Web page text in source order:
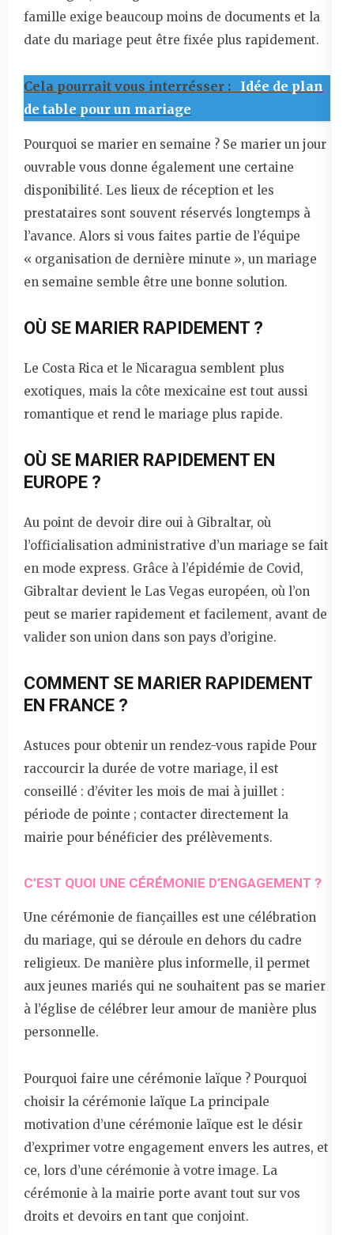
famille exige beaucoup moins de documents et la
date du mariage peut être fixée plus rapidement.
Cela pourrait vous interrésser :
Idée de plan
de table pour un mariage
Pourquoi se marier en semaine ? Se marier un jour
ouvrable vous donne également une certaine
disponibilité. Les lieux de réception et les
prestataires sont souvent réservés longtemps à
l’avance. Alors si vous faites partie de l’équipe
« organisation de dernière minute », un mariage
en semaine semble être une bonne solution.
OÙ SE MARIER RAPIDEMENT ?
Le Costa Rica et le Nicaragua semblent plus
exotiques, mais la côte mexicaine est tout aussi
romantique et rend le mariage plus rapide.
OÙ SE MARIER RAPIDEMENT EN
EUROPE ?
Au point de devoir dire oui à Gibraltar, où
l’officialisation administrative d’un mariage se fait
en mode express. Grâce à l’épidémie de Covid,
Gibraltar devient le Las Vegas européen, où l’on
peut se marier rapidement et facilement, avant de
valider son union dans son pays d’origine.
COMMENT SE MARIER RAPIDEMENT
EN FRANCE ?
Astuces pour obtenir un rendez-vous rapide Pour
raccourcir la durée de votre mariage, il est
conseillé : d’éviter les mois de mai à juillet :
période de pointe ; contacter directement la
mairie pour bénéficier des prélèvements.
C’EST QUOI UNE CÉRÉMONIE D’ENGAGEMENT ?
Une cérémonie de fiançailles est une célébration
du mariage, qui se déroule en dehors du cadre
religieux. De manière plus informelle, il permet
aux jeunes mariés qui ne souhaitent pas se marier
à l’église de célébrer leur amour de manière plus
personnelle.
Pourquoi faire une cérémonie laïque ? Pourquoi
choisir la cérémonie laïque La principale
motivation d’une cérémonie laïque est le désir
d’exprimer votre engagement envers les autres, et
ce, lors d’une cérémonie à votre image. La
cérémonie à la mairie porte avant tout sur vos
droits et devoirs en tant que conjoint.